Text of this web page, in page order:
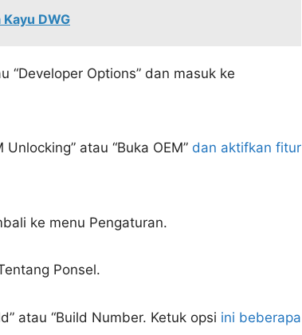
DWG
“Developer Options” dan masuk ke
atau “Buka OEM” dan aktifkan fitur
ke menu Pengaturan.
Ponsel.
atau “Build Number. Ketuk opsi ini beberapa